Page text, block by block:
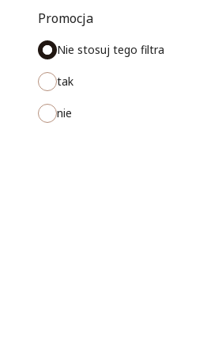
Promocja
Nie stosuj tego filtra
tak
nie